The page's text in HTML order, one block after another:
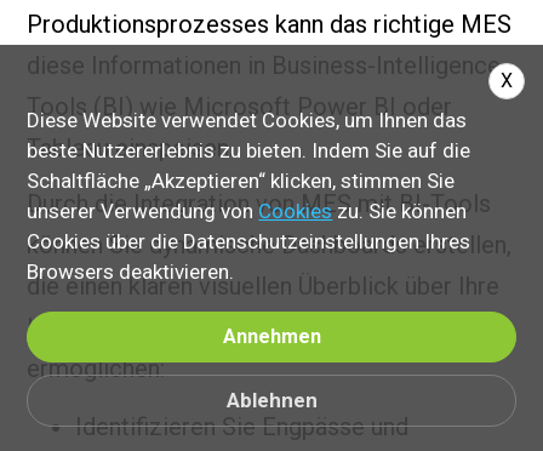
Produktionsprozesses kann das richtige MES
diese Informationen in Business-Intelligence-
Tools (BI) wie Microsoft Power BI oder
Tableau einspeisen.
Durch die Integration von MES mit BI-Tools
können Sie dynamische Dashboards erstellen,
die einen klaren visuellen Überblick über Ihre
Leistung bieten und Ihnen Folgendes
ermöglichen:
Identifizieren Sie Engpässe und
Diese Website verwendet Cookies, um Ihnen das
beste Nutzererlebnis zu bieten. Indem Sie auf die
Schaltfläche „Akzeptieren“ klicken, stimmen Sie
unserer Verwendung vonCookieszu. Sie können
Cookies über die Datenschutzeinstellungen Ihres
Browsers deaktivieren.
Annehmen
Ablehnen
X